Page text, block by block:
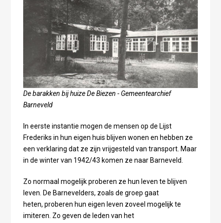
De barakken bij huize De Biezen - Gemeentearchief
Barneveld
In eerste instantie mogen de mensen op de Lijst
Frederiks in hun eigen huis blijven wonen en hebben ze
een verklaring dat ze zijn vrijgesteld van transport. Maar
in de winter van 1942/43 komen ze naar Barneveld.
Zo normaal mogelijk proberen ze hun leven te blijven
leven. De Barnevelders, zoals de groep gaat
heten, proberen hun eigen leven zoveel mogelijk te
imiteren. Zo geven de leden van het